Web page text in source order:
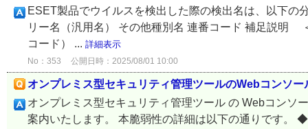
ESET製品でウイルスを検出した際の検出名は、以下の
リー名（汎用名） その他種別名 連番コード 補足説明
コード） ... 詳細表示
No：353 公開日時：2025/08/01 10:00
オンプレミス型セキュリティ管理ツールのWebコンソ
オンプレミス型セキュリティ管理ツール の Webコンソ
案内いたします。 本脆弱性の詳細は以下の通りです